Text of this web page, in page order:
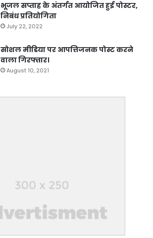
भूजल सप्ताह के अंतर्गत आयोजित हुई पोस्टर,
निबंध प्रतियोगिता
July 22, 2022
सोशल मीडिया पर आपत्तिजनक पोस्ट करने
वाला गिरफ्तार।
August 10, 2021